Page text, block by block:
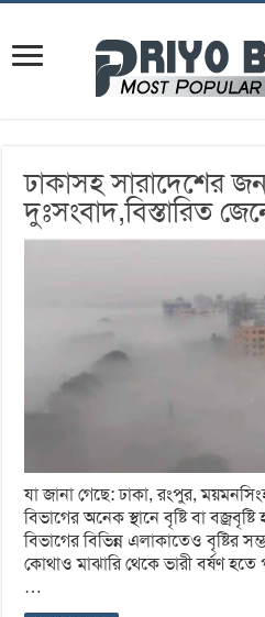
ঢাকাসহ সারাদেশের
দুঃসংবাদ,বিস্তারিত
যা জানা গেছে: ঢাকা, রংপুর,
বিভাগের অনেক স্থানে বৃষ্টি বা
বিভাগের বিভিন্ন এলাকাতেও বৃষ্টির
কোথাও মাঝারি থেকে ভারী বর্ষণ
…